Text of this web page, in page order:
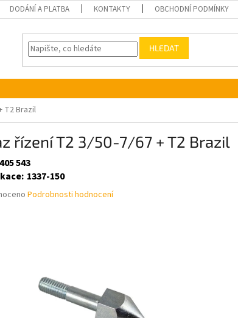
DODÁNÍ A PLATBA KONTAKTY OBCHODNÍ PODMÍNKY
HLEDAT
T2 Brazil
řízení T2 3/50-7/67 + T2 Brazil
543
: 1337-150
Podrobnosti hodnocení